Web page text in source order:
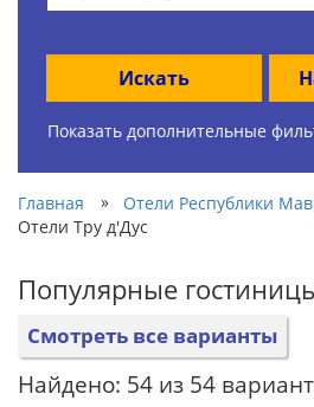
Искать
Показать дополнительные
Главная » Отели Республики
Отели Тру д'Дус
Популярные
Смотреть все варианты
Найдено: 54 из 54